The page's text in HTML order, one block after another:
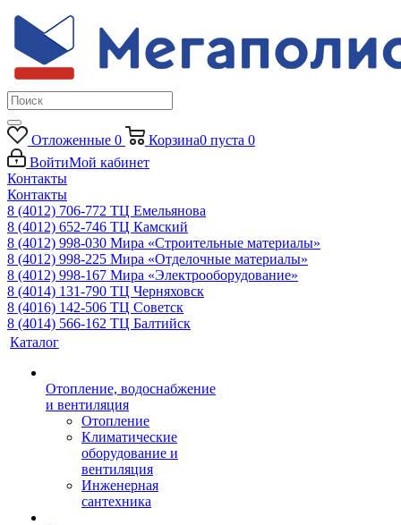
Отложенные 0 Корзина0 пуста 0
ВойтиМой кабинет
Контакты
Контакты
8 (4012) 706-772 ТЦ Емельянова
8 (4012) 652-746 ТЦ Камский
8 (4012) 998-030 Мира «Строительные материалы»
8 (4012) 998-225 Мира «Отделочные материалы»
8 (4012) 998-167 Мира «Электрооборудование»
8 (4014) 131-790 ТЦ Черняховск
8 (4016) 142-506 ТЦ Советск
8 (4014) 566-162 ТЦ Балтийск
Каталог
Отопление, водоснабжение
и вентиляция
Отопление
Климатические
оборудование и
вентиляция
Инженерная
сантехника